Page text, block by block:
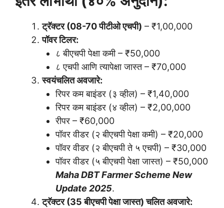
ट्रॅक्टर (08-70 पीटीओ एचपी) – ₹1,00,000
पॉवर टिलर:
८ बीएचपी पेक्षा कमी – ₹50,000
८ एचपी आणि त्यापेक्षा जास्त – ₹70,000
स्वयंचलित अवजारे:
रिपर कम बाइंडर (३ व्हील) – ₹1,40,000
रिपर कम बाइंडर (४ व्हील) – ₹2,00,000
रीपर – ₹60,000
पॉवर वीडर (२ बीएचपी पेक्षा कमी) – ₹20,000
पॉवर वीडर (२ बीएचपी ते ५ एचपी) – ₹30,000
पॉवर वीडर (५ बीएचपी पेक्षा जास्त) – ₹50,000
Maha DBT Farmer Scheme New
Update 2025.
ट्रॅक्टर (35 बीएचपी पेक्षा जास्त) चलित अवजारे: